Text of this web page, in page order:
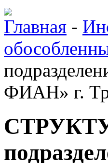
Главная -
ФИАН» г.